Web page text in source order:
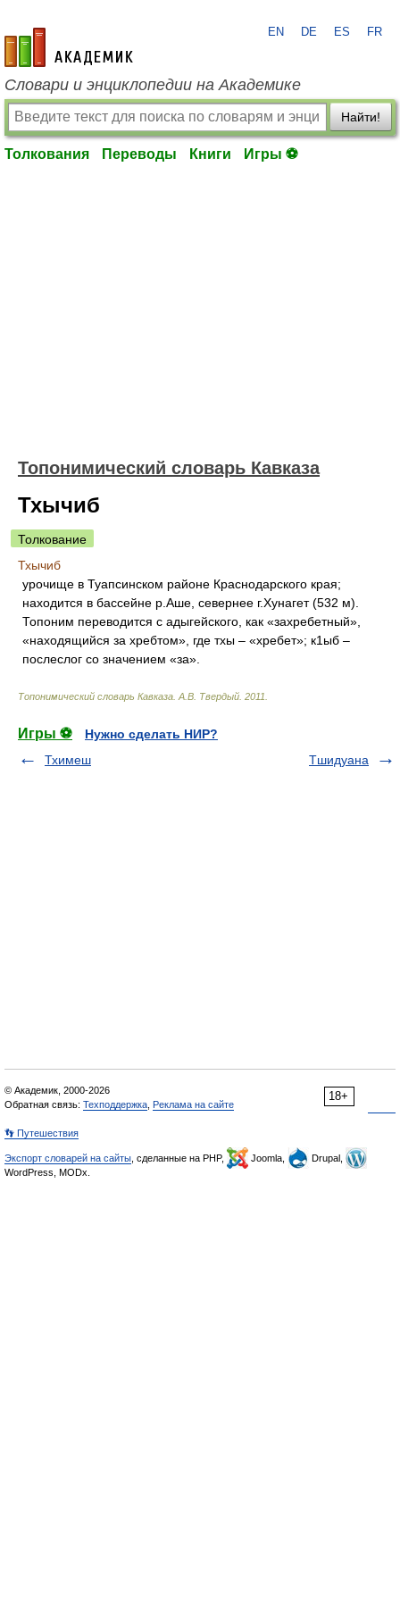
academic.ru
EN DE ES FR
Словари и энциклопедии на Академике
Найти!
Толкования Переводы Книги Игры ⚽
Топонимический словарь Кавказа
Тхычиб
Толкование
Тхычиб
урочище в Туапсинском районе Краснодарского края;
находится в бассейне р.Аше, севернее г.Хунагет (532 м).
Топоним переводится с адыгейского, как «захребетный»,
«находящийся за хребтом», где тхы – «хребет»; к1ыб –
послеслог со значением «за».
Топонимический словарь Кавказа А.В. Твердый 2011
Игры ⚽
Нужно сделать НИР?
Тхимеш
Тшидуана
18+
© Академик, 2000-2026
Обратная связь: Техподдержка Реклама на сайте
👣 Путешествия
Экспорт словарей на сайты , сделанные на PHP, Joomla,
Drupal,
WordPress, MODx.